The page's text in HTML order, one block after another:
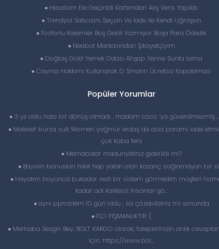
Hesabım Ele Geçirildi Kartımdan Alış Veris Yapıldı.
Trendyol Satıcısını Seçsin Ve İade Ile Kendi Uğraşsın
Fosforlu Kalemler Boş Geldi Yazmıyor Boşa Para Ödedik
Neabot Markasından Şikayetçiyim
Doğtaş Gold Yemek Odası Ahşap Yerine Sunta Lema
Cayma Hakkımı Kullanarak D Smarın Ücretsiz Kapatılması
Popüler Yorumlar
3 yıl oldu hala bir dönüş olmadı… madam coco ‘ya güvenilmezmiş
Malesef bursa suit Women yağmur erdaş da asla paramı iade
çok kaba ters
Merhabalar maduriyetiniz giderildi mi?
Baywin bonuslari hileli hep yalan olan kazanç sağlamayan bir
Hayatım boyunca bukadar rezil bir sistem görmedim müşteri
kadar adi kalitesiz insanlar gö...
aynı pproblem 10 gün oldu , siz çözebildiniz mi sonunda
FLO PİŞMANLIKTIR :(
Merhaba Sezgin Bey, BOLT KARGO olarak, taleplerinizin anlık
için; https://www.bol...